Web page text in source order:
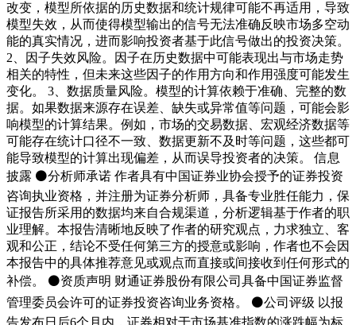
改变，模型所依据的历史数据和统计规律可能不再适用，导致
模型失效，从而使得模型输出的信号无法准确反映市场多空动
能的真实情况，进而影响投资者基于此信号做出的投资决策。
2、因子失效风险。因子在历史数据中可能表现出与市场走势
相关的特性，但未来这些因子的作用方向和作用强度可能发生
变化。 3、数据质量风险。模型的计算依赖于准确、完整的数
据。如果数据来源存在误差、缺失或异常值等问题，可能会影
响模型的计算结果。例如，市场的交易数据、宏观经济数据等
可能存在统计口径不一致、数据更新不及时等问题，这些都可
能导致模型的计算出现偏差，从而误导投资者的决策。 信息
披露 ⚫分析师承诺 作者具有中国证券业协会授予的证券投资
咨询执业资格，并注册为证券分析师，具备专业胜任能力，保
证报告所采用的数据均来自合规渠道，分析逻辑基于作者的职
业理解。本报告清晰地反映了作者的研究观点，力求独立、客
观和公正，结论不受任何第三方的授意或影响，作者也不会因
本报告中的具体推荐意见或观点而直接或间接收到任何形式的
补偿。 ⚫资质声明 财通证券股份有限公司具备中国证券监督
管理委员会许可的证券投资咨询业务资格。 ⚫公司评级 以报